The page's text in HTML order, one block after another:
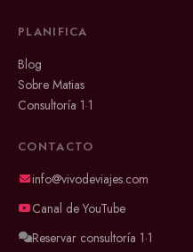
PLANIFICA
Blog
Sobre Matias
Consultoría 1·1
CONTACTO
info@vivodeviajes.com
Canal de YouTube
Reservar consultoría 1·1